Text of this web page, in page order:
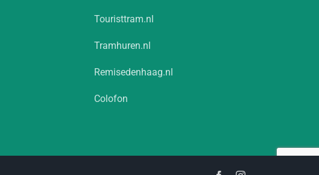
Touristtram.nl
Tramhuren.nl
Remisedenhaag.nl
Colofon